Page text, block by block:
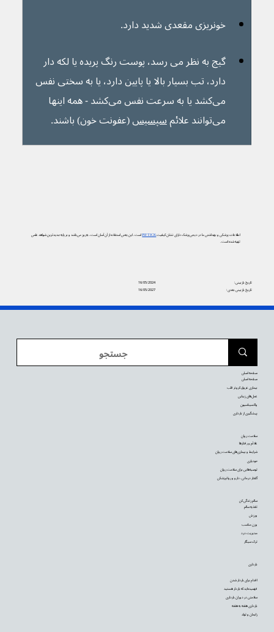
خونریزی مقعدی شدید دارد.
گیج به نظر می رسد، پوست رنگ پریده یا لکه دار
دارد، تب بسیار بالا یا پایین دارد، یا به سختی نفس
می‌کشد یا به سرعت نفس می‌کشد - همه اینها
می‌توانند علائم
سپسیس (عفونت خون) باشند.
اطلاعات پزشکی و بهداشتی ما در دیجی‌پزشک دارای نشان کیفیتPIF TICKاست. این یعنی استفاده از آن آسان است، به‌روز می‌باشد و بر پایه جدیدترین شواهد علمی
تهیه شده است.
16/05/2024
تاریخ بازبینی:
16/05/2027
تاریخ بازبینی بعدی:
بارداری
اقدام برای باردار شدن
فهمیده‌اید که باردار هستید
سلامتی در دوران بارداری
بارداری هفته به هفته
زایمان و تولد
سالم زندگی کن
تغذیه سالم
ورزش
وزن مناسب
مدیریت درد
ترک سیگار
سلامت روان
علائم و رفتارها
شرایط و بیماری‌های سلامت روان
خودیاری
توصیه‌‌هایی برای سلامت روان
گفتار درمانی، دارو و روانپزشکی
صفحه اصلی
صفحه اصلی
بیماری عروق کرونر قلب
عمل‌های زیبایی
واکسیناسیون
پیشگیری از بارداری